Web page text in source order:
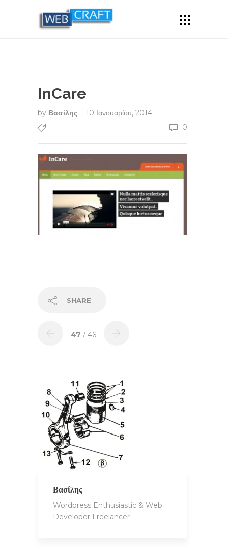
InCare
by Βασίλης
10 Ιανουαρίου, 2014
0
SHARE
47 / 46
Βασίλης
Wordpress Enthusiastic & Web
Developer Freelancer